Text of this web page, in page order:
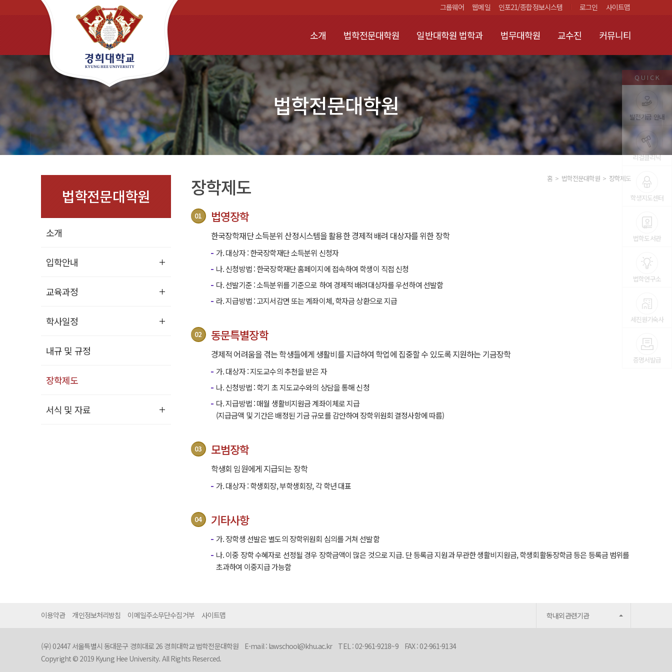
그룹웨어 웹메일 인포21/종합정보시스템 로그인 사이트맵
소개 법학전문대학원 일반대학원 법학과 법무대학원 교수진 커뮤니티
법학전문대학원
법학전문대학원
소개
입학안내
교육과정
학사일정
내규 및 규정
장학제도
서식 및 자료
장학제도 홈 법학전문대학원 장학제도
법영장학
한국장학재단 소득분위 산정시스템을 활용한 경제적 배려 대상자를 위한 장학
가. 대상자 : 한국장학재단 소득분위 신청자
나. 신청방법 : 한국장학재단 홈페이지에 접속하여 학생이 직접 신청
다. 선발기준 : 소득분위를 기준으로 하여 경제적 배려대상자를 우선하여 선발함
라. 지급방법 : 고지서감면 또는 계좌이체, 학자금 상환으로 지급
동문특별장학
경제적 어려움을 겪는 학생들에게 생활비를 지급하여 학업에 집중할 수 있도록 지원하는 기금장학
가. 대상자 : 지도교수의 추천을 받은 자
나. 신청방법 : 학기 초 지도교수와의 상담을 통해 신청
다. 지급방법 : 매월 생활비지원금 계좌이체로 지급
(지급금액 및 기간은 배정된 기금 규모를 감안하여 장학위원회 결정사항에 따름)
모범장학
학생회 임원에게 지급되는 장학
가. 대상자 : 학생회장, 부학생회장, 각 학년 대표
기타사항
가. 장학생 선발은 별도의 장학위원회 심의를 거쳐 선발함
나. 이중 장학 수혜자로 선정될 경우 장학금액이 많은 것으로 지급. 단 등록금 지원과 무관한 생활비지원금, 학생회활동장학금 등은 등록금 범위를
초과하여 이중지급 가능함
이용약관 개인정보처리방침 이메일주소무단수집거부 사이트맵 학내외관련기관
(우) 02447 서울특별시 동대문구 경희대로 26 경희대학교 법학전문대학원 E-mail : lawschool@khu.ac.kr TEL : 02-961-9218~9
FAX : 02-961-9134
Copyright © 2019 Kyung Hee University. All Rights Reserced.
QUICK
발전기금 안내
리걸클리닉
학생지도센터
법학도서관
법학연구소
세진원기숙사
증명서발급